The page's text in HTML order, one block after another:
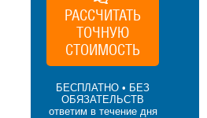
РАССЧИТАТЬ
ТОЧНУЮ
СТОИМОСТЬ
БЕСПЛАТНО • БЕЗ
ОБЯЗАТЕЛЬСТВ
ответим в течение дня